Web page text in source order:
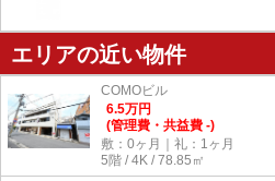
エリアの近い物件
COMOビル
6.5万円
(管理費・共益費 -)
敷：0ヶ月｜礼：1ヶ月
5階 / 4K / 78.85㎡